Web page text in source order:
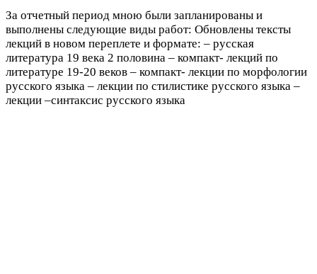
За отчетный период мною были запланированы и
выполнены следующие виды работ: Обновлены тексты
лекций в новом переплете и формате: – русская
литература 19 века 2 половина – компакт- лекций по
литературе 19-20 веков – компакт- лекции по морфологии
русского языка – лекции по стилистике русского языка –
лекции –синтаксис русского языка